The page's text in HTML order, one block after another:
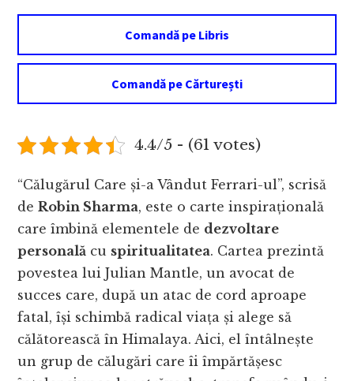
Comandă pe Libris
Comandă pe Cărturești
4.4/5 - (61 votes)
“Călugărul Care și-a Vândut Ferrari-ul”, scrisă
deRobin Sharma, este o carte inspirațională
care îmbină elementele de dezvoltare
personală cu spiritualitatea. Cartea prezintă
povestea lui Julian Mantle, un avocat de
succes care, după un atac de cord aproape
fatal, își schimbă radical viața și alege să
călătorească în Himalaya. Aici, el întâlnește
un grup de călugări care îi împărtășesc